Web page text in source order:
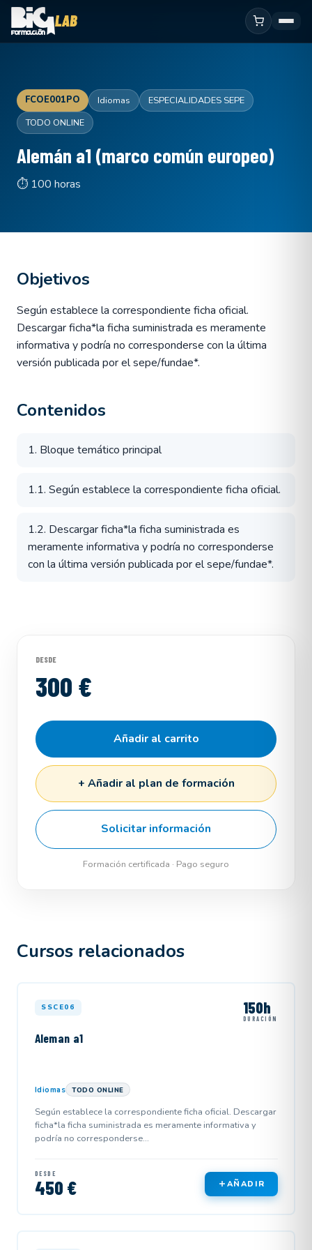
FCOE001PO Idiomas
ESPECIALIDADES SEPE
TODO ONLINE
Alemán a1 (marco común europeo)
⏱ 100 horas
Objetivos
Según establece la correspondiente ficha oficial.
Descargar ficha*la ficha suministrada es meramente
informativa y podría no corresponderse con la última
versión publicada por el sepe/fundae*.
Contenidos
1. Bloque temático principal
1.1. Según establece la correspondiente ficha oficial.
1.2. Descargar ficha*la ficha suministrada es
meramente informativa y podría no corresponderse
con la última versión publicada por el sepe/fundae*.
DESDE
300 €
Añadir al carrito
+ Añadir al plan de formación
Solicitar información
Formación certificada · Pago seguro
Cursos relacionados
SSCE06 150h
DURACIÓN
Aleman a1
Idiomas TODO ONLINE
Según establece la correspondiente ficha oficial. Descargar
ficha*la ficha suministrada es meramente informativa y
podría no corresponderse...
DESDE
450 € AÑADIR